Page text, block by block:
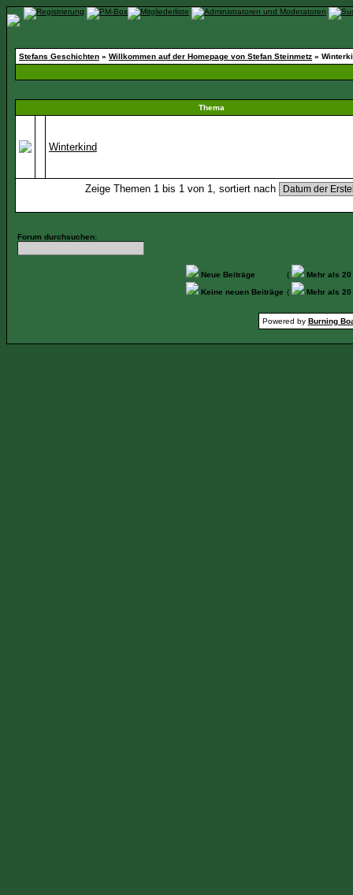
Stefans Geschichten » Willkommen auf der Homepage von Stefan Steinmetz »
Thema
Winterkind
Zeige Themen 1 bis 1 von 1, sortiert nach
Forum durchsuchen:
Neue Beiträge (
Mehr als
Keine neuen Beiträge ( Mehr als
Powered by Burning